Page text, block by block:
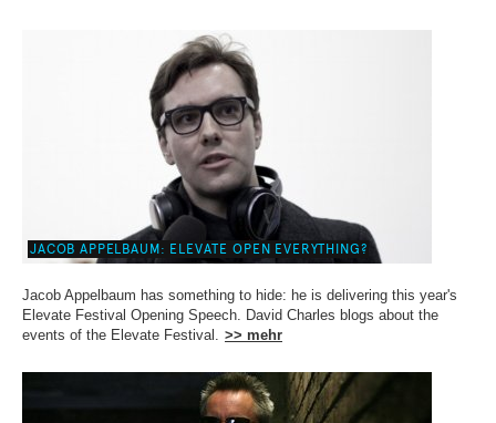
JACOB APPELBAUM: ELEVATE OPEN EVERYTHING?
Jacob Appelbaum has something to hide: he is delivering this year's
Elevate Festival Opening Speech. David Charles blogs about the
events of the Elevate Festival.
>> mehr